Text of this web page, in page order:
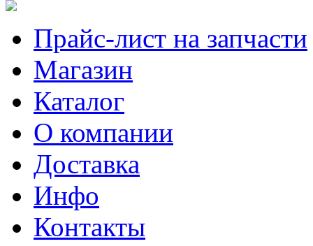
Прайс-лист на запчасти
Магазин
Каталог
О компании
Доставка
Инфо
Контакты